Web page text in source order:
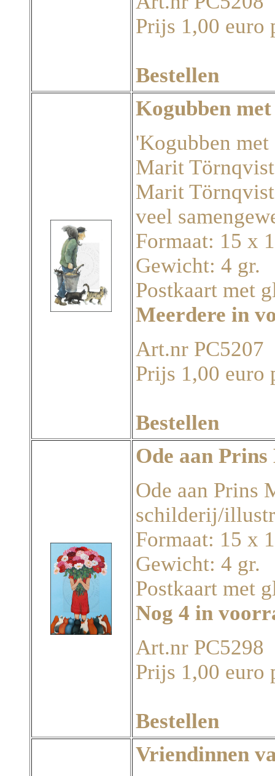
Prijs 1,00 euro
Bestellen
Kogubben
'Kogubben
Marit Törnqvist
Marit
veel
Formaat: 15 x
Gewicht: 4 gr.
Postkaart met
Meerdere in
Art.nr PC5207
Prijs 1,00 euro
Bestellen
Ode aan
Ode aan Prins
schilderij/
Formaat: 15 x
Gewicht: 4 gr.
Postkaart met
Nog 4 in
Art.nr PC5298
Prijs 1,00 euro
Bestellen
Vriendinnen